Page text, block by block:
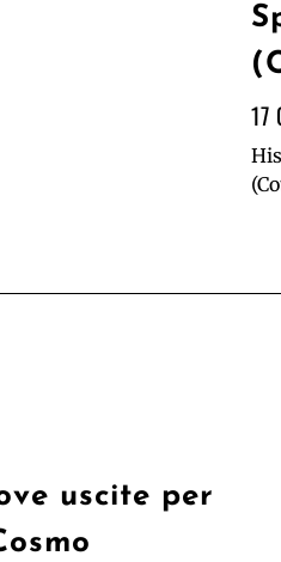
17
uscite per